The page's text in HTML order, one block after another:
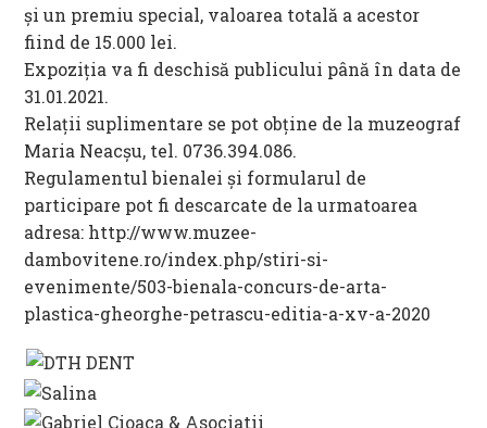
şi un premiu special, valoarea totală a acestor
fiind de 15.000 lei.
Expoziţia va fi deschisă publicului până în data de
31.01.2021.
Relații suplimentare se pot obţine de la muzeograf
Maria Neacșu, tel. 0736.394.086.
Regulamentul bienalei şi formularul de
participare pot fi descarcate de la urmatoarea
adresa: http://www.muzee-
dambovitene.ro/index.php/stiri-si-
evenimente/503-bienala-concurs-de-arta-
plastica-gheorghe-petrascu-editia-a-xv-a-2020